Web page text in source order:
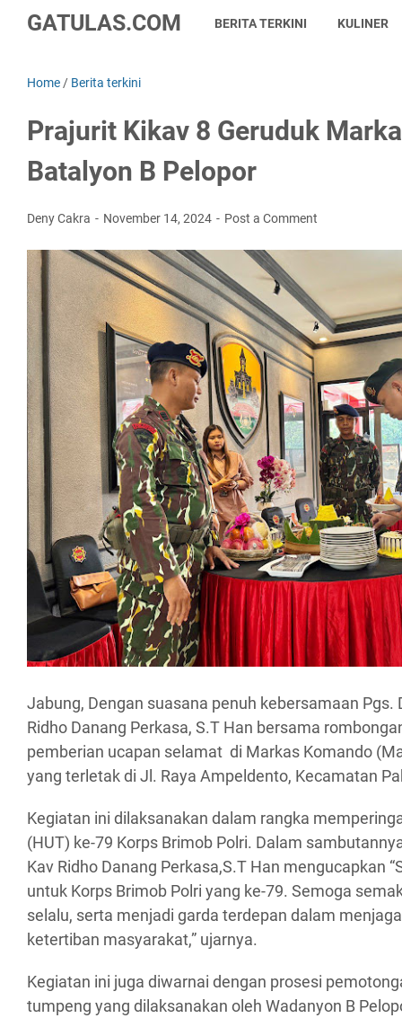
GATULAS.COM BERITA TERKINI KULINER
Home / Berita terkini
Prajurit Kikav 8 Geruduk
Batalyon B Pelopor
Deny Cakra November 14, 2024 Post a Comment
Jabung, Dengan suasana penuh kebersamaan Pgs.
Ridho Danang Perkasa, S.T Han bersama
pemberian ucapan selamat di Markas Komando
yang terletak di Jl. Raya Ampeldento, Kecamatan
Kegiatan ini dilaksanakan dalam rangka
(HUT) ke-79 Korps Brimob Polri. Dalam
Kav Ridho Danang Perkasa,S.T Han mengucapkan
untuk Korps Brimob Polri yang ke-79. Semoga
selalu, serta menjadi garda terdepan dalam
ketertiban masyarakat,” ujarnya.
Kegiatan ini juga diwarnai dengan prosesi
tumpeng yang dilaksanakan oleh Wadanyon B